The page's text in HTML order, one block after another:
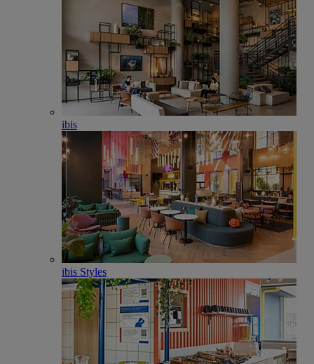
ibis
ibis Styles